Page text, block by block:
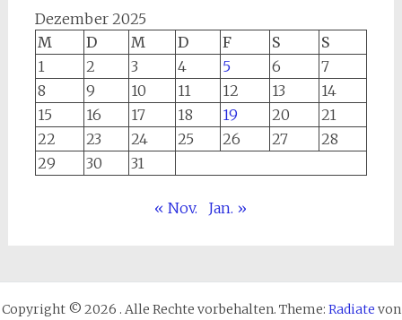
Dezember 2025
M
D M D F S
S
1
2 3 4 5 6
7
8
9 10 11 12 13
14
15
16 17 18 19 20
21
22
23 24 25 26 27
28
29
30 31
« Nov. Jan. »
Copyright © 2026 . Alle Rechte vorbehalten. Theme: Radiate von